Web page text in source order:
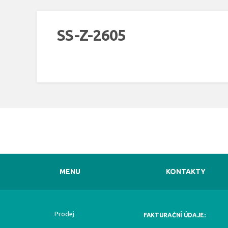
SS-Z-2605
MENU KONTAKTY
Prodej FAKTURAČNÍ ÚDAJE: